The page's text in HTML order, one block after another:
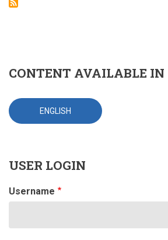
CONTENT AVAILABLE IN
ENGLISH
USER LOGIN
Username